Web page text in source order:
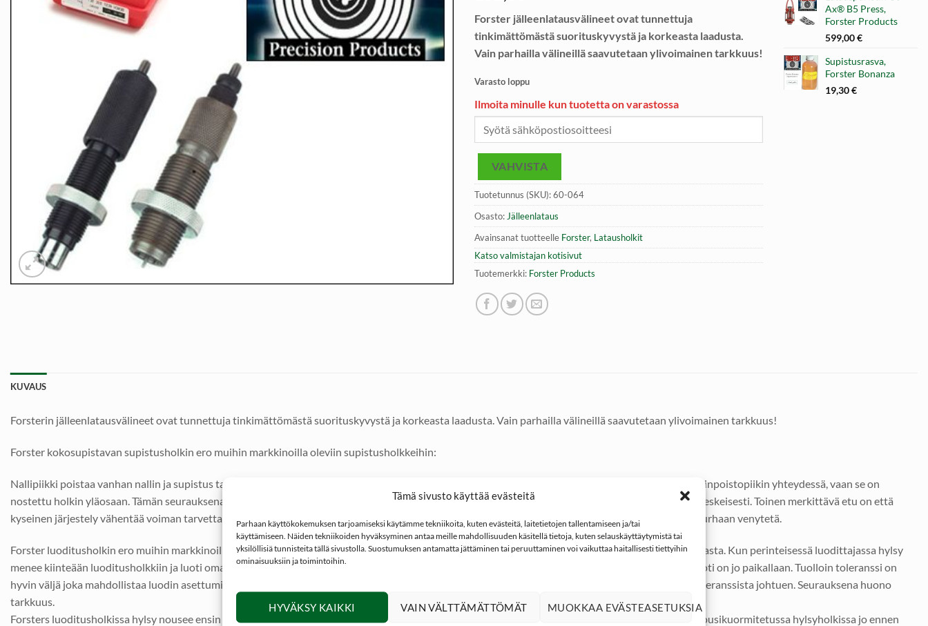
Tämä sivusto käyttää evästeitä
Parhaan käyttökokemuksen tarjoamiseksi käytämme tekniikoita, kuten evästeitä, laitetietojen tallentamiseen ja/tai
käyttämiseen. Näiden tekniikoiden hyväksyminen antaa meille mahdollisuuden käsitellä tietoja, kuten selauskäyttäytymistä tai
yksilöllisiä tunnisteita tällä sivustolla. Suostumuksen antamatta jättäminen tai peruuttaminen voi vaikuttaa haitallisesti tiettyihin
ominaisuuksiin ja toimintoihin.
HYVÄKSY KAIKKI VAIN VÄLTTÄMÄTTÖMÄT MUOKKAA EVÄSTEASETUKSIA
Forster jälleenlatausvälineet ovat tunnettuja
tinkimättömästä suorituskyvystä ja korkeasta laadusta.
Vain parhailla välineillä saavutetaan ylivoimainen tarkkuus!
Varasto loppu
Ilmoita minulle kun tuotetta on varastossa
VAHVISTA
Tuotetunnus (SKU):60-064
Osasto:Jälleenlataus
Avainsanat tuotteelle Forster, Latausholkit
Katso valmistajan kotisivut
Tuotemerkki: Forster Products
Ax® B5 Press,
Forster Products
599,00€
Supistusrasva,
Forster Bonanza
19,30€
KUVAUS
Forsterin jälleenlatausvälineet ovat tunnettuja tinkimättömästä suorituskyvystä ja korkeasta laadusta. Vain parhailla välineillä saavutetaan ylivoimainen tarkkuus!
Forster kokosupistavan supistusholkin ero muihin markkinoilla oleviin supistusholkkeihin:
Nallipiikki poistaa vanhan nallin ja supistus tapahtuu hylsyn koko matkalla (kaula, hartia, runko). Kalibrointikuula / -kartio ei ole kuten tavallista nallinpoistopiikin yhteydessä, vaan se on
nostettu holkin yläosaan. Tämän seurauksena hylsyn suu on vielä kaulasupistuksen ohjauksessa ja kaulan kalibrointi tapahtuu takuuvarmasti aina keskeisesti. Toinen merkittävä etu on että
kyseinen järjestely vähentää voiman tarvetta kun hylsy vedetään kalibrointikuulan läpi. Tähän vaikuttaa myös sopiva supistusaste jolloin hylsyä ei turhaan venytetä.
Forster luoditusholkin ero muihin markkinoilla oleviin luoditusholkkeihin: Luoditusholkki poikkeaa selvästi normaalista RCBS-tyyppisestä luodittajasta. Kun perinteisessä luodittajassa hylsy
menee kiinteään luoditusholkkiin ja luoti omaan ohjausporaukseen, niissä vain luoti on ohjauksessa koko luodituksen ajan mutta hylsy vasta kun luoti on jo paikallaan. Tuolloin toleranssi on
hyvin väljä joka mahdollistaa luodin asettumisen vinoon ja jos hylsyn kaulan materiaali ei ole tasapaksu niin luoti voi olla toispuoleisesti suuresta toleranssista johtuen. Seurauksena huono
tarkkuus.
Forsters luoditusholkissa hylsy nousee ensin panospesän muotoiseen tiukkaan holkkiin joka on jousikuormitettu. Hylsy on kokonaan ohjauksessa jousikuormitetussa hylsyholkissa jo ennen